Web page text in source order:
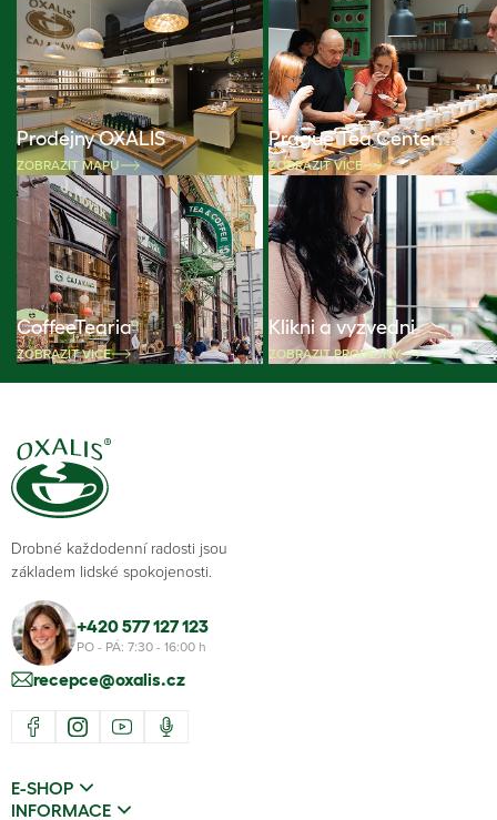
Prodejny OXALIS
ZOBRAZIT MAPU
Prague Tea Center
ZOBRAZIT VÍCE
CoffeeTearia
ZOBRAZIT VÍCE
Klikni a vyzvedni
ZOBRAZIT PRODEJNY
Drobné každodenní radosti jsou
základem lidské spokojenosti.
+420 577 127 123
PO - PÁ: 7:30 - 16:00 h
recepce@oxalis.cz
E-SHOP
INFORMACE